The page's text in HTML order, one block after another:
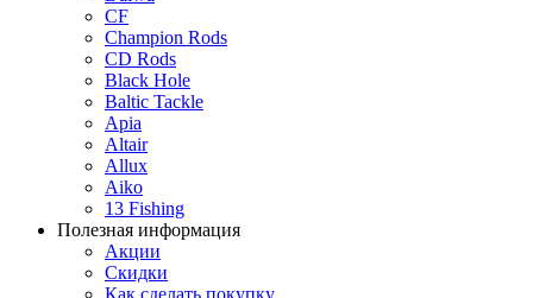
CF
Champion Rods
CD Rods
Black Hole
Baltic Tackle
Apia
Altair
Allux
Aiko
13 Fishing
Полезная информация
Акции
Скидки
Как сделать покупку